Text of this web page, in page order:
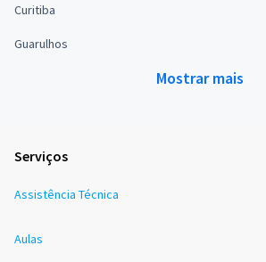
Curitiba
Guarulhos
Mostrar mais
Serviços
Assistência Técnica
Aulas